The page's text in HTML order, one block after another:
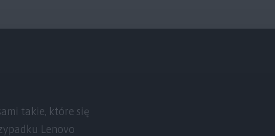
takie, które się
Lenovo